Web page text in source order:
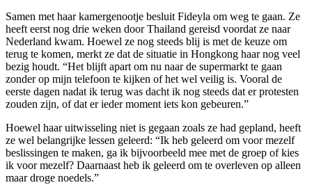
Samen met haar kamergenootje besluit Fideyla om weg te gaan. Ze
heeft eerst nog drie weken door Thailand gereisd voordat ze naar
Nederland kwam. Hoewel ze nog steeds blij is met de keuze om
terug te komen, merkt ze dat de situatie in Hongkong haar nog veel
bezig houdt. “Het blijft apart om nu naar de supermarkt te gaan
zonder op mijn telefoon te kijken of het wel veilig is. Vooral de
eerste dagen nadat ik terug was dacht ik nog steeds dat er protesten
zouden zijn, of dat er ieder moment iets kon gebeuren.”
Hoewel haar uitwisseling niet is gegaan zoals ze had gepland, heeft
ze wel belangrijke lessen geleerd: “Ik heb geleerd om voor mezelf
beslissingen te maken, ga ik bijvoorbeeld mee met de groep of kies
ik voor mezelf? Daarnaast heb ik geleerd om te overleven op alleen
maar droge noedels.”